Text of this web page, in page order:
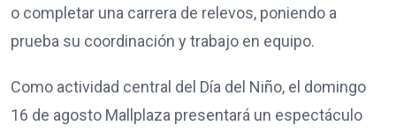
o completar una carrera de relevos, poniendo a
prueba su coordinación y trabajo en equipo.
Como actividad central del Día del Niño, el domingo
16 de agosto Mallplaza presentará un espectáculo